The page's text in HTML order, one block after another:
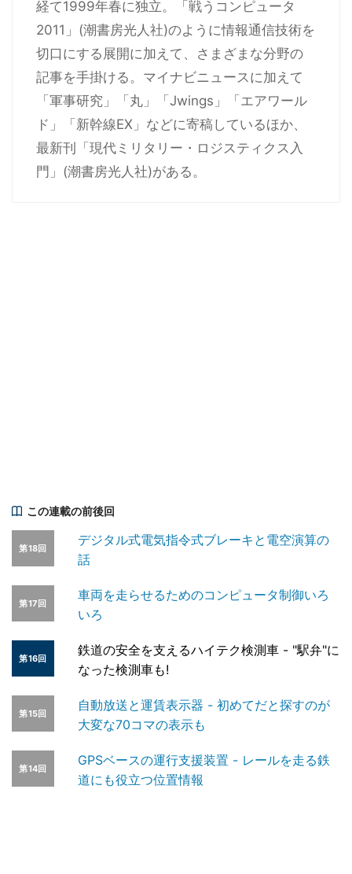
経て1999年春に独立。「戦うコンピュータ
2011」(潮書房光人社)のように情報通信技術を
切口にする展開に加えて、さまざまな分野の
記事を手掛ける。マイナビニュースに加えて
「軍事研究」「丸」「Jwings」「エアワール
ド」「新幹線EX」などに寄稿しているほか、
最新刊「現代ミリタリー・ロジスティクス入
門」(潮書房光人社)がある。
この連載の前後回
第18回
デジタル式電気指令式ブレーキと電空演算の
話
第17回
車両を走らせるためのコンピュータ制御いろ
いろ
第16回
鉄道の安全を支えるハイテク検測車 - "駅弁"に
なった検測車も!
第15回
自動放送と運賃表示器 - 初めてだと探すのが
大変な70コマの表示も
第14回
GPSベースの運行支援装置 - レールを走る鉄
道にも役立つ位置情報